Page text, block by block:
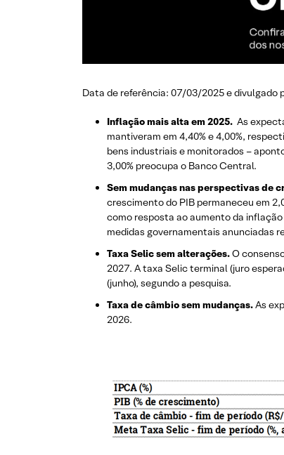
Data de referência: 07/03/2025 e divulgado
Inflação mais alta em 2025. As
mantiveram em 4,40% e 4,00%,
bens industriais e monitorados –
3,00% preocupa o Banco Central.
Sem mudanças nas perspectivas de
crescimento do PIB permaneceu em
como resposta ao aumento da
medidas governamentais anunciadas
Taxa Selic sem alterações.O
2027. A taxa Selic terminal (juro
(junho), segundo a pesquisa.
Taxa de câmbio sem mudanças.As
2026.